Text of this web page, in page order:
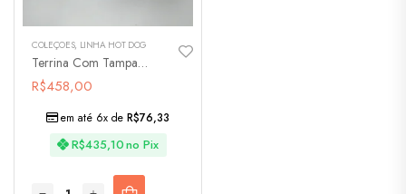
COLEÇÕES, LINHA HOT DOG
Terrina Com Tampa Hot Dog
R$458,00
R$435,10no Pix
em até 6x deR$76,33